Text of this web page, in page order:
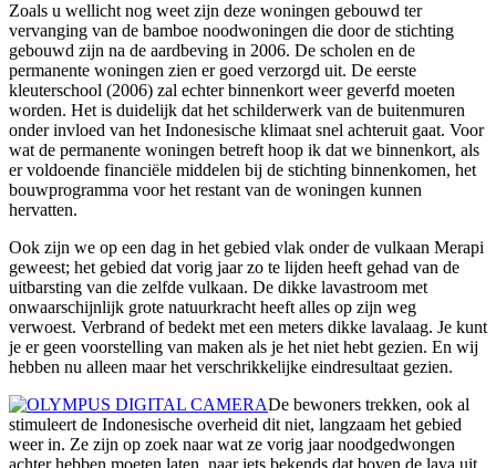
Zoals u wellicht nog weet zijn deze woningen gebouwd ter
vervanging van de bamboe noodwoningen die door de stichting
gebouwd zijn na de aardbeving in 2006. De scholen en de
permanente woningen zien er goed verzorgd uit. De eerste
kleuterschool (2006) zal echter binnenkort weer geverfd moeten
worden. Het is duidelijk dat het schilderwerk van de buitenmuren
onder invloed van het Indonesische klimaat snel achteruit gaat. Voor
wat de permanente woningen betreft hoop ik dat we binnenkort, als
er voldoende financiële middelen bij de stichting binnenkomen, het
bouwprogramma voor het restant van de woningen kunnen
hervatten.
Ook zijn we op een dag in het gebied vlak onder de vulkaan Merapi
geweest; het gebied dat vorig jaar zo te lijden heeft gehad van de
uitbarsting van die zelfde vulkaan. De dikke lavastroom met
onwaarschijnlijk grote natuurkracht heeft alles op zijn weg
verwoest. Verbrand of bedekt met een meters dikke lavalaag. Je kunt
je er geen voorstelling van maken als je het niet hebt gezien. En wij
hebben nu alleen maar het verschrikkelijke eindresultaat gezien.
De bewoners trekken, ook al
stimuleert de Indonesische overheid dit niet, langzaam het gebied
weer in. Ze zijn op zoek naar wat ze vorig jaar noodgedwongen